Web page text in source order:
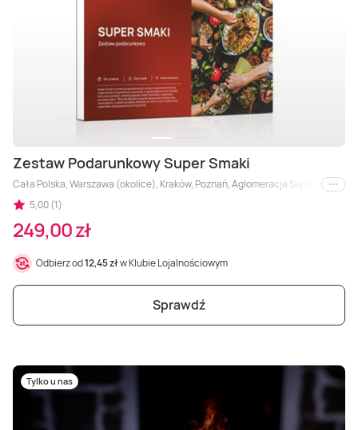
Zestaw Podarunkowy Super Smaki
Cała Polska, Warszawa (okolice), Kraków, Poznań, Aglomeracja Śląska, Łódź,
i inne
5,00 (1)
249,00 zł
Odbierz od12,45 złw Klubie Lojalnościowym
Sprawdź
Tylko u nas